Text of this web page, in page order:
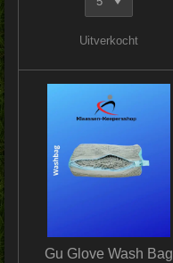
Uitverkocht
Gu Glove Wash Bag